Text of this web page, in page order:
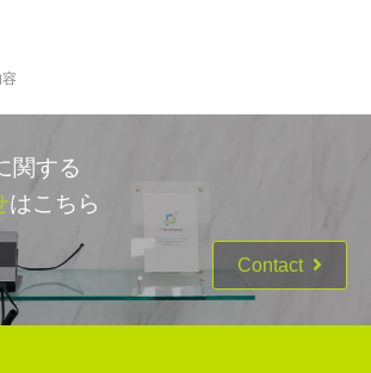
関する
はこちら
Contact